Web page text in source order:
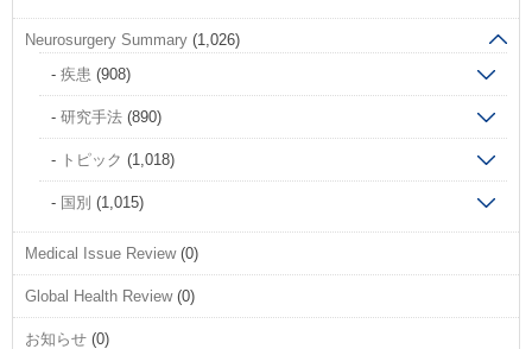
Neurosurgery Summary (1,026)
疾患 (908)
研究手法 (890)
トピック (1,018)
国別 (1,015)
Medical Issue Review(0)
Global Health Review(0)
お知らせ (0)